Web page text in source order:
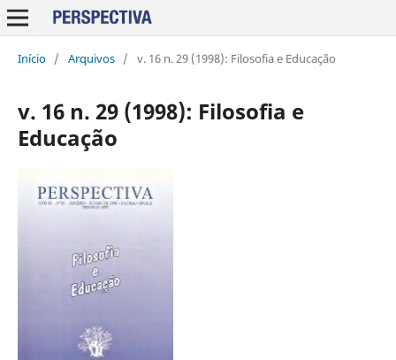
Início / Arquivos / v. 16 n. 29 (1998): Filosofia e Educação
v. 16 n. 29 (1998): Filosofia e
Educação